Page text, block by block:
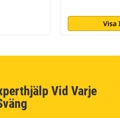
Visa
Vid Varje